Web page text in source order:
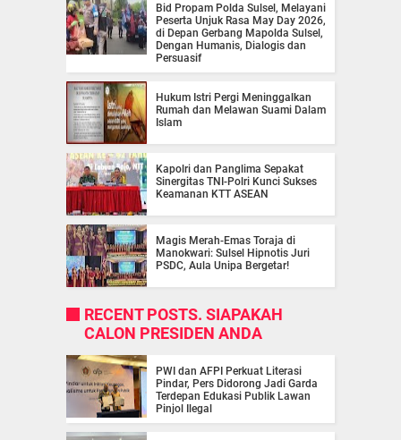
Bid Propam Polda Sulsel, Melayani
Peserta Unjuk Rasa May Day 2026,
di Depan Gerbang Mapolda Sulsel,
Dengan Humanis, Dialogis dan
Persuasif
Hukum Istri Pergi Meninggalkan
Rumah dan Melawan Suami Dalam
Islam
Kapolri dan Panglima Sepakat
Sinergitas TNI-Polri Kunci Sukses
Keamanan KTT ASEAN
Magis Merah-Emas Toraja di
Manokwari: Sulsel Hipnotis Juri
PSDC, Aula Unipa Bergetar!
RECENT POSTS. SIAPAKAH
CALON PRESIDEN ANDA
PWI dan AFPI Perkuat Literasi
Pindar, Pers Didorong Jadi Garda
Terdepan Edukasi Publik Lawan
Pinjol Ilegal